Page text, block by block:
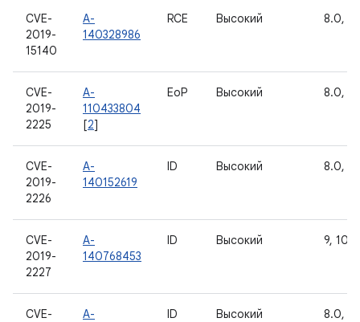
CVE-
2019-
15140
A-
140328986
RCE Высокий 8.0,
CVE-
2019-
2225
A-
110433804
[2]
EoP Высокий 8.0,
CVE-
2019-
2226
A-
140152619
ID Высокий 8.0,
CVE-
2019-
2227
A-
140768453
ID Высокий 9, 10
CVE-
A-
ID Высокий 8.0,